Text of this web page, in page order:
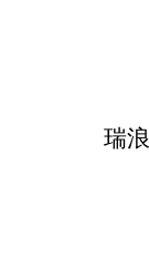
瑞